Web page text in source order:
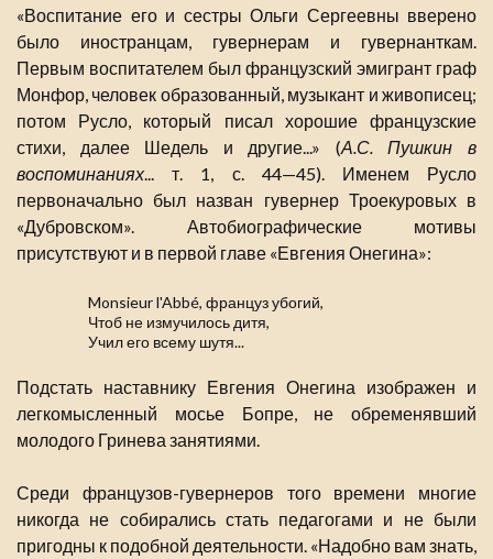
«Воспитание его и сестры Ольги Сергеевны вверено
было иностранцам, гувернерам и гувернанткам.
Первым воспитателем был французский эмигрант граф
Монфор, человек образованный, музыкант и живописец;
потом Русло, который писал хорошие французские
стихи, далее Шедель и другие...» (А.С. Пушкин в
воспоминаниях... т. 1, с. 44—45). Именем Русло
первоначально был назван гувернер Троекуровых в
«Дубровском». Автобиографические мотивы
присутствуют и в первой главе «Евгения Онегина»:
Monsieur l'Abbé, француз убогий,
Чтоб не измучилось дитя,
Учил его всему шутя...
Подстать наставнику Евгения Онегина изображен и
легкомысленный мосье Бопре, не обременявший
молодого Гринева занятиями.
Среди французов-гувернеров того времени многие
никогда не собирались стать педагогами и не были
пригодны к подобной деятельности. «Надобно вам знать,